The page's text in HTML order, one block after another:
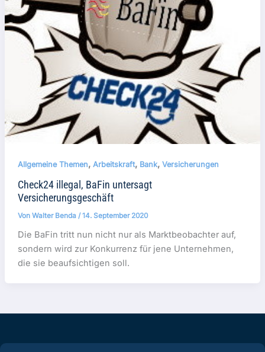
Allgemeine Themen, Arbeitskraft, Bank, Versicherungen
Check24 illegal, BaFin untersagt
Versicherungsgeschäft
Von Walter Benda /14. September 2020
Die BaFin tritt nun nicht nur als Marktbeobachter auf,
sondern wird zur Konkurrenz für jene Unternehmen,
die sie beaufsichtigen soll.